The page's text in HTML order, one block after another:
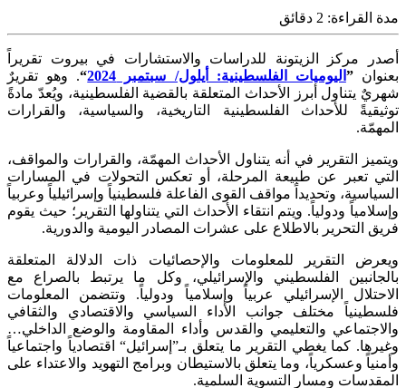
مدة القراءة: 2 دقائق
أصدر مركز الزيتونة للدراسات والاستشارات في بيروت تقريراً
بعنوان” اليوميات الفلسطينية: أيلول/ سبتمبر 2024 “. وهو تقريرٌ
شهريٌ يتناول أبرز الأحداث المتعلقة بالقضية الفلسطينية، ويُعدّ مادةً
توثيقيةً للأحداث الفلسطينية التاريخية، والسياسية، والقرارات
المهمّة.
ويتميز التقرير في أنه يتناول الأحداث المهمّة، والقرارات والمواقف،
التي تعبر عن طبيعة المرحلة، أو تعكس التحولات في المسارات
السياسية، وتحديداً مواقف القوى الفاعلة فلسطينياً وإسرائيلياً وعربياً
وإسلامياً ودولياً. ويتم انتقاء الأحداث التي يتناولها التقرير؛ حيث يقوم
فريق التحرير بالاطلاع على عشرات المصادر اليومية والدورية.
ويعرض التقرير للمعلومات والإحصائيات ذات الدلالة المتعلقة
بالجانبين الفلسطيني والإسرائيلي، وكل ما يرتبط بالصراع مع
الاحتلال الإسرائيلي عربياً وإسلامياً ودولياً. وتتضمن المعلومات
فلسطينياً مختلف جوانب الأداء السياسي والاقتصادي والثقافي
والاجتماعي والتعليمي والقدس وأداء المقاومة والوضع الداخلي…
وغيرها. كما يغطي التقرير ما يتعلق بـ”إسرائيل“ اقتصادياً واجتماعياً
وأمنياً وعسكرياً، وما يتعلق بالاستيطان وبرامج التهويد والاعتداء على
المقدسات ومسار التسوية السلمية.